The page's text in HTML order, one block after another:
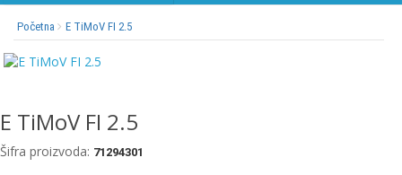
Bernardo
rezne
ploče
Početna E TiMoV FI 2.5
E TiMoV FI 2.5
Šifra proizvoda: 71294301